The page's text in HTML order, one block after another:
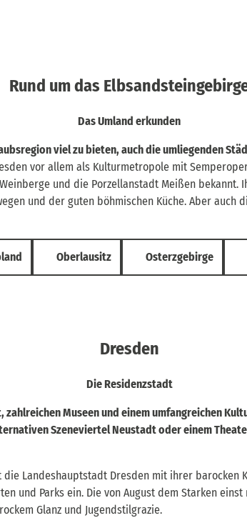
Rund um das
Das Umland erkunden
viel zu bieten, auch die umliegenden
vor allem als Kulturmetropole mit
und die Porzellanstadt Meißen bekannt.
und der guten böhmischen Küche. Aber auch
Oberlausitz Osterzgebirge
Dresden
Die Residenzstadt
Museen und einem umfangreichen
Szeneviertel Neustadt oder einem
die Landeshauptstadt Dresden mit ihrer barocken
und Parks ein. Die von August dem Starken
Glanz und Jugendstilgrazie.